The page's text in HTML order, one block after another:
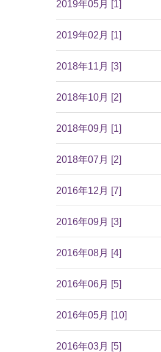
2019年05月 [1]
2019年02月 [1]
2018年11月 [3]
2018年10月 [2]
2018年09月 [1]
2018年07月 [2]
2016年12月 [7]
2016年09月 [3]
2016年08月 [4]
2016年06月 [5]
2016年05月 [10]
2016年03月 [5]